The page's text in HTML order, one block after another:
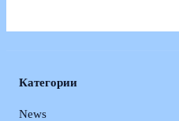
Категории
News